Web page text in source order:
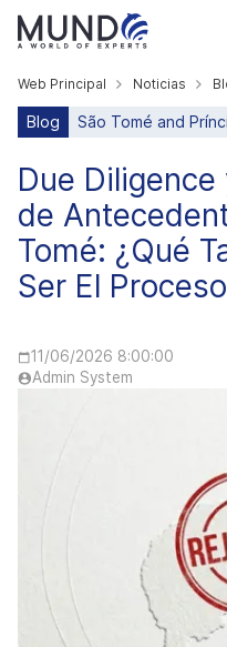
Web Principal Noticias
Blog São Tomé and
Due
de
Tomé: ¿Qué
Ser El
11/06/2026 8:00:00
Admin System